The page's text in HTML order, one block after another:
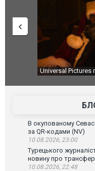
Удар футболіста
В окупованому
за QR-кодами (NV)
10.08.2026, 23:00
Турецького
новину про трансфер
10.08.2026, 22:48